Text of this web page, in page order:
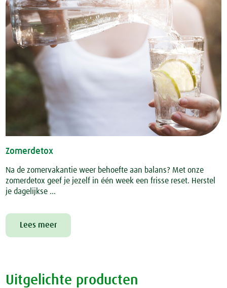
Zomerdetox
Na de zomervakantie weer behoefte aan balans? Met onze
zomerdetox geef je jezelf in één week een frisse reset. Herstel
je dagelijkse ...
Lees meer
Uitgelichte producten